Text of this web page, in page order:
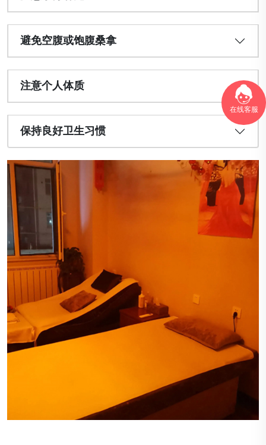
在线客服
避免空腹或饱腹桑拿
注意个人体质
保持良好卫生习惯